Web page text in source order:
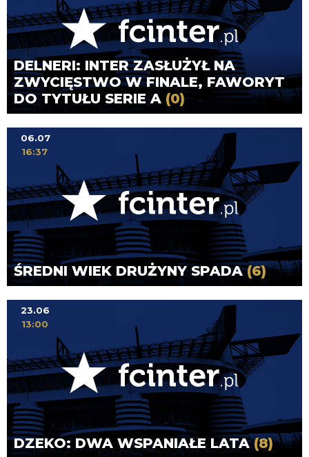
DELNERI: INTER ZASŁUŻYŁ NA
ZWYCIĘSTWO W FINALE, FAWORYT
DO TYTUŁU SERIE A (0)
ŚREDNI WIEK DRUŻYNY SPADA(6)
06.07
16:37
DZEKO: DWA WSPANIAŁE LATA(8)
23.06
13:00